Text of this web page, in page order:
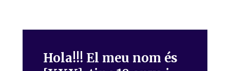
Hola!!! El meu nom és